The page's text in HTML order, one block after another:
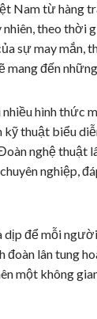
Nam từ hàng
theo thời
sự may mắn,
mang đến
hình thức
thuật biểu
nghệ
nghiệp,
để mỗi
lân tung
một không